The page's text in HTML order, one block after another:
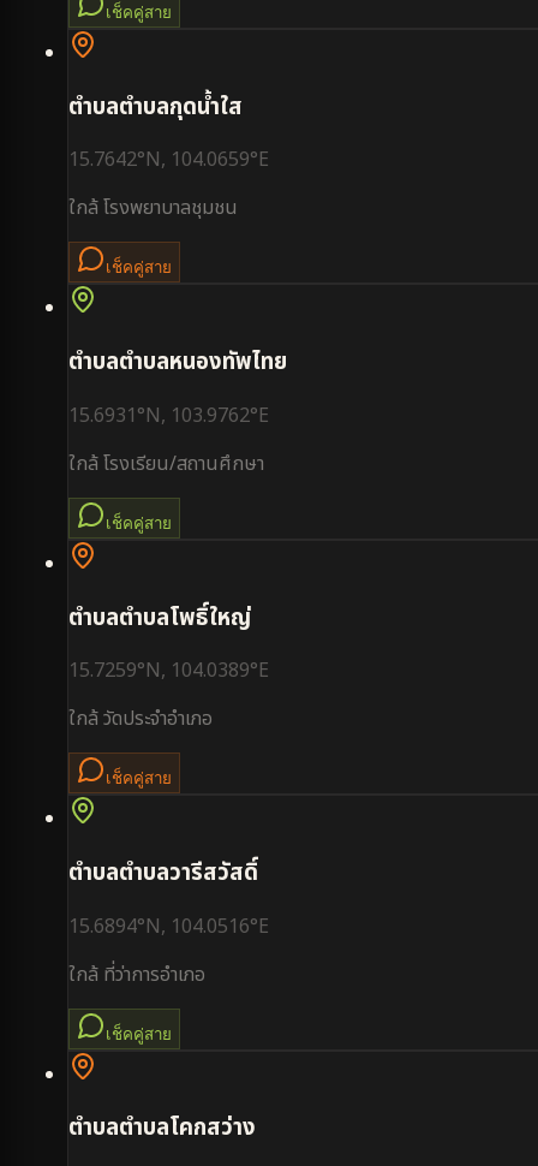
เช็คคู่สาย
ตำบลตำบลกุดน้ำใส
15.7642°N, 104.0659°E
ใกล้โรงพยาบาลชุมชน
เช็คคู่สาย
ตำบลตำบลหนองทัพไทย
15.6931°N, 103.9762°E
ใกล้โรงเรียน/สถานศึกษา
เช็คคู่สาย
ตำบลตำบลโพธิ์ใหญ่
15.7259°N, 104.0389°E
ใกล้วัดประจำอำเภอ
เช็คคู่สาย
ตำบลตำบลวารีสวัสดิ์
15.6894°N, 104.0516°E
ใกล้ ที่ว่าการอำเภอ
เช็คคู่สาย
ตำบลตำบลโคกสว่าง